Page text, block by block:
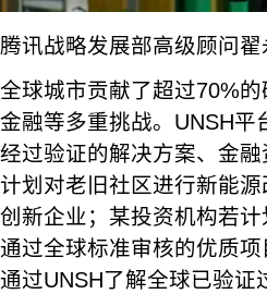
腾讯战略发展部高级顾问
全球城市贡献了超过70%
金融等多重挑战。UNSH
经过验证的解决方案、金
计划对老旧社区进行新能
创新企业；某投资机构若
通过全球标准审核的优质
通过UNSH了解全球已验证